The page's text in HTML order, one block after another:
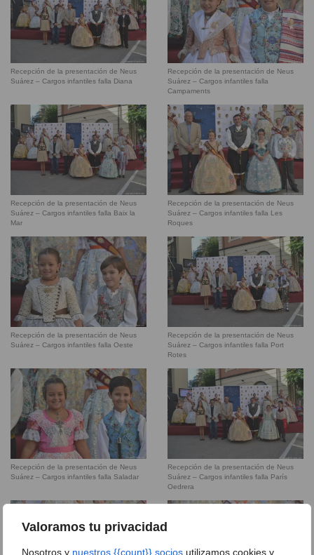
Valoramos tu privacidad
Nosotros y nuestros {{count}} socios utilizamos cookies y
Recepción de la presentación de Neus
Suárez – Cargos infantiles falla Diana
Recepción de la presentación de Neus
Suárez – Cargos infantiles falla
Campaments
Recepción de la presentación de Neus
Suárez – Cargos infantiles falla Baix la
Mar
Recepción de la presentación de Neus
Suárez – Cargos infantiles falla Les
Roques
Recepción de la presentación de Neus
Suárez – Cargos infantiles falla Oeste
Recepción de la presentación de Neus
Suárez – Cargos infantiles falla Port
Rotes
Recepción de la presentación de Neus
Suárez – Cargos infantiles falla Saladar
Recepción de la presentación de Neus
Suárez – Cargos infantiles falla París
Oedrera